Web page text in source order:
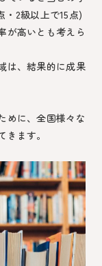
・2級以上で15点)
が高いとも考えら
は、結果的に成果
めに、全国様々な
ます。